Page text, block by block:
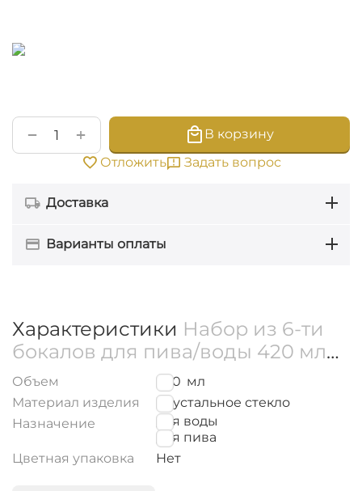
+
−
В корзину
Отложить
Задать вопрос
Доставка
Варианты оплаты
Характеристики Набор из 6-ти
бокалов для пива/воды 420 мл
WL‑888026/6A
Объем 420 мл
Материал изделия
Хрустальное стекло
Назначение
для воды
для пива
Цветная упаковка
Нет